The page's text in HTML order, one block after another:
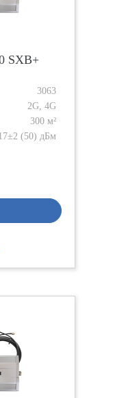
SXB+
3063
2G, 4G
300 м²
(50) дБм